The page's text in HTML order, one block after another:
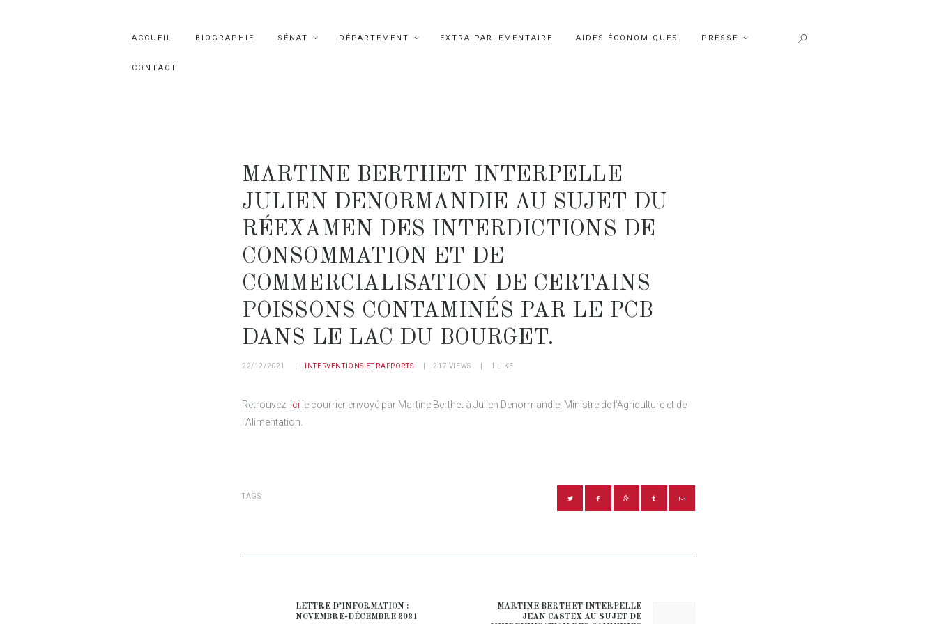
ACCUEIL BIOGRAPHIE SÉNAT DÉPARTEMENT EXTRA-PARLEMENTAIRE AIDES ÉCONOMIQUES PRESSE
CONTACT
MARTINE BERTHET INTERPELLE
JULIEN DENORMANDIE AU SUJET DU
RÉEXAMEN DES INTERDICTIONS DE
CONSOMMATION ET DE
COMMERCIALISATION DE CERTAINS
POISSONS CONTAMINÉS PAR LE PCB
DANS LE LAC DU BOURGET.
22/12/2021 INTERVENTIONS ET RAPPORTS 217 VIEWS 1 LIKE
Retrouvez ici le courrier envoyé par Martine Berthet à Julien Denormandie, Ministre de l’Agriculture et de
l’Alimentation.
TAGS:
Previous post:
LETTRE D’INFORMATION :
NOVEMBRE-DÉCEMBRE 2021
MARTINE BERTHET INTERPELLE
JEAN CASTEX AU SUJET DE